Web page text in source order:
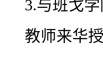
3.与班戈
教师来华